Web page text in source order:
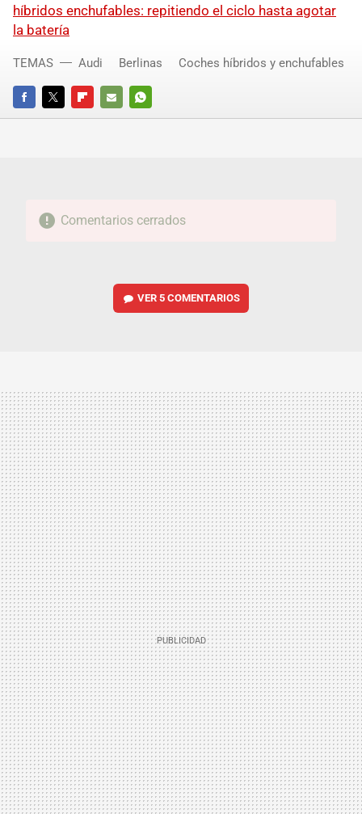
híbridos enchufables: repitiendo el ciclo hasta agotar
la batería
FACEBOOKTWITTERFLIPBOARD
E-
WHATSAPP
TEMAS Audi Berlinas Coches híbridos y enchufables
Comentarios cerrados
VER5 COMENTARIOS